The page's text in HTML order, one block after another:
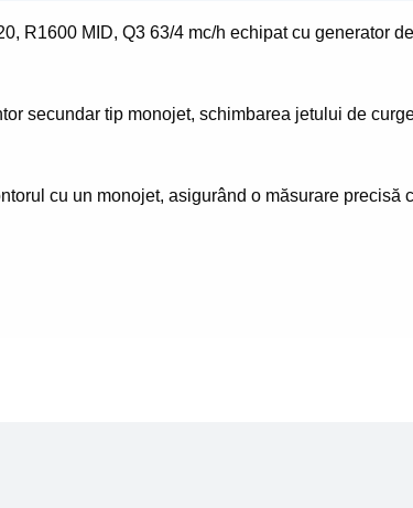
R1600 MID, Q3 63/4 mc/h echipat cu generator
secundar tip monojet, schimbarea jetului de
cu un monojet, asigurând o măsurare precisă